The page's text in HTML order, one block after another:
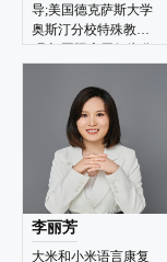
导;美国德克萨斯大学
奥斯汀分校特殊教育
硕士;国际应用行为分
析学会认证行为分析
师BCBA
李丽芳
大米和小米语言康复